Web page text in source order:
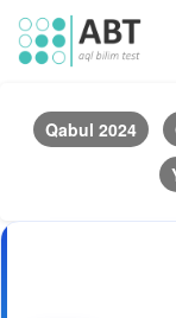
Qabul 2024